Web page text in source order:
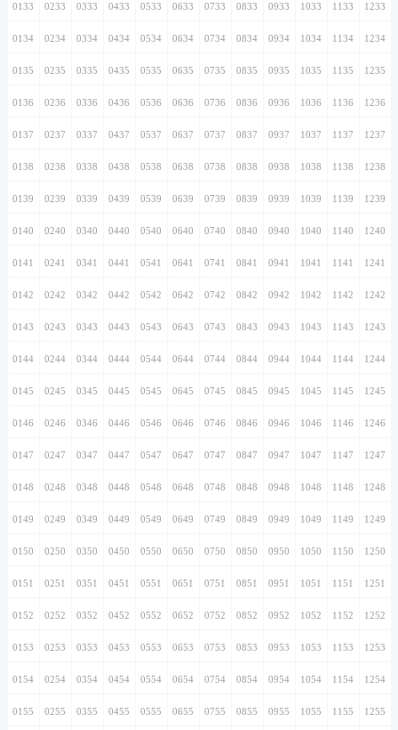
0133 0233 0333 0433 0533 0633 0733 0833 0933 1033 1133 1233
0134 0234 0334 0434 0534 0634 0734 0834 0934 1034 1134 1234
0135 0235 0335 0435 0535 0635 0735 0835 0935 1035 1135 1235
0136 0236 0336 0436 0536 0636 0736 0836 0936 1036 1136 1236
0137 0237 0337 0437 0537 0637 0737 0837 0937 1037 1137 1237
0138 0238 0338 0438 0538 0638 0738 0838 0938 1038 1138 1238
0139 0239 0339 0439 0539 0639 0739 0839 0939 1039 1139 1239
0140 0240 0340 0440 0540 0640 0740 0840 0940 1040 1140 1240
0141 0241 0341 0441 0541 0641 0741 0841 0941 1041 1141 1241
0142 0242 0342 0442 0542 0642 0742 0842 0942 1042 1142 1242
0143 0243 0343 0443 0543 0643 0743 0843 0943 1043 1143 1243
0144 0244 0344 0444 0544 0644 0744 0844 0944 1044 1144 1244
0145 0245 0345 0445 0545 0645 0745 0845 0945 1045 1145 1245
0146 0246 0346 0446 0546 0646 0746 0846 0946 1046 1146 1246
0147 0247 0347 0447 0547 0647 0747 0847 0947 1047 1147 1247
0148 0248 0348 0448 0548 0648 0748 0848 0948 1048 1148 1248
0149 0249 0349 0449 0549 0649 0749 0849 0949 1049 1149 1249
0150 0250 0350 0450 0550 0650 0750 0850 0950 1050 1150 1250
0151 0251 0351 0451 0551 0651 0751 0851 0951 1051 1151 1251
0152 0252 0352 0452 0552 0652 0752 0852 0952 1052 1152 1252
0153 0253 0353 0453 0553 0653 0753 0853 0953 1053 1153 1253
0154 0254 0354 0454 0554 0654 0754 0854 0954 1054 1154 1254
0155 0255 0355 0455 0555 0655 0755 0855 0955 1055 1155 1255